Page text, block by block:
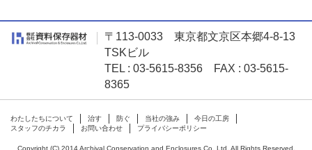
〒113-0033 東京都文京区本郷4-8-13
TSKビル
TEL : 03-5615-8356 FAX : 03-5615-
8365
わたしたちについて 治す 防ぐ 当社の強み
今日の工房
スタッフのチカラ
お問い合わせ プライバシーポリシー
Copyright (C) 2014 Archival Conservation and Enclosures Co, Ltd. All Rights Reserved.